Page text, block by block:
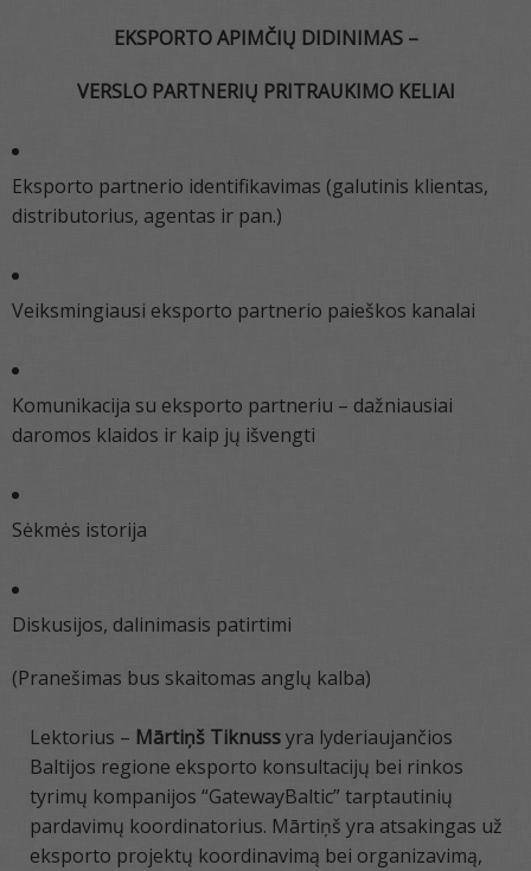
EKSPORTO APIMČIŲ DIDINIMAS –
VERSLO PARTNERIŲ PRITRAUKIMO KELIAI
Eksporto partnerio identifikavimas (galutinis klientas,
distributorius, agentas ir pan.)
Veiksmingiausi eksporto partnerio paieškos kanalai
Komunikacija su eksporto partneriu – dažniausiai
daromos klaidos ir kaip jų išvengti
Sėkmės istorija
Diskusijos, dalinimasis patirtimi
(Pranešimas bus skaitomas anglų kalba)
Lektorius – Mārtiņš Tiknussyra lyderiaujančios
Baltijos regione eksporto konsultacijų bei rinkos
tyrimų kompanijos “GatewayBaltic” tarptautinių
pardavimų koordinatorius. Mārtiņš yra atsakingas už
eksporto projektų koordinavimą bei organizavimą,